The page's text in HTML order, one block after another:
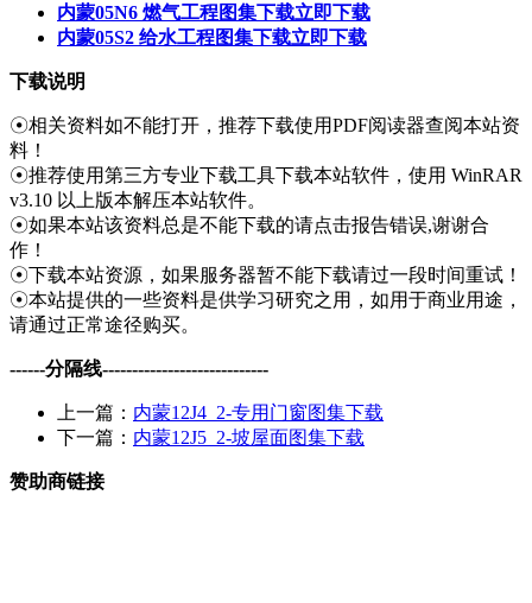
内蒙05N6 燃气工程图集下载立即下载
内蒙05S2 给水工程图集下载立即下载
下载说明
☉相关资料如不能打开，推荐下载使用PDF阅读器查阅本站资
料！
☉推荐使用第三方专业下载工具下载本站软件，使用 WinRAR
v3.10 以上版本解压本站软件。
☉如果本站该资料总是不能下载的请点击报告错误,谢谢合
作！
☉下载本站资源，如果服务器暂不能下载请过一段时间重试！
☉本站提供的一些资料是供学习研究之用，如用于商业用途，
请通过正常途径购买。
------分隔线----------------------------
上一篇： 内蒙12J4_2-专用门窗图集下载
下一篇： 内蒙12J5_2-坡屋面图集下载
赞助商链接